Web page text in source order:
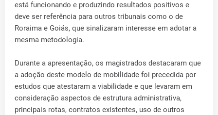
está funcionando e produzindo resultados positivos e
deve ser referência para outros tribunais como o de
Roraima e Goiás, que sinalizaram interesse em adotar a
mesma metodologia.
Durante a apresentação, os magistrados destacaram que
a adoção deste modelo de mobilidade foi precedida por
estudos que atestaram a viabilidade e que levaram em
consideração aspectos de estrutura administrativa,
principais rotas, contratos existentes, uso de outros